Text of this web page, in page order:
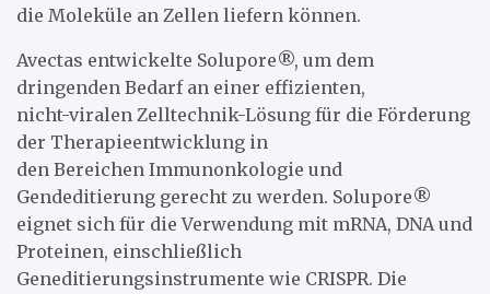
die Moleküle an Zellen liefern können.
Avectas entwickelte Solupore®, um dem
dringenden Bedarf an einer effizienten,
nicht-viralen Zelltechnik-Lösung für die Förderung
der Therapieentwicklung in
den Bereichen Immunonkologie und
Gendeditierung gerecht zu werden. Solupore®
eignet sich für die Verwendung mit mRNA, DNA und
Proteinen, einschließlich
Geneditierungsinstrumente wie CRISPR. Die